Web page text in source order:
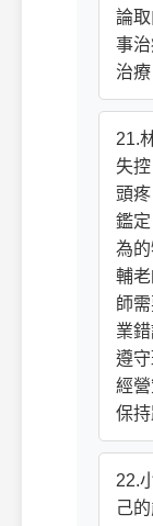
論
事
治
21.
失
頭
鑑
為
輔
師
業
遵
經
保
22.
己